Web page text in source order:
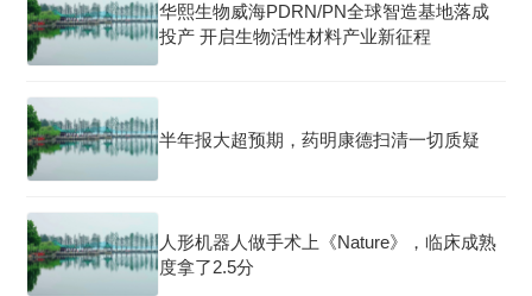
华熙生物威海PDRN/PN全球智造基地落成
投产 开启生物活性材料产业新征程
半年报大超预期，药明康德扫清一切质疑
人形机器人做手术上《Nature》，临床成熟
度拿了2.5分